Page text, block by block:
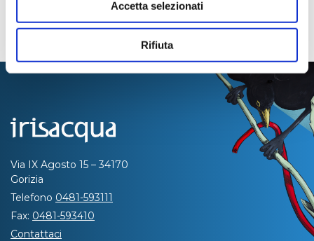
Accetta selezionati
Rifiuta
Via IX Agosto 15 – 34170
Gorizia
Telefono 0481-593111
Fax: 0481-593410
Contattaci